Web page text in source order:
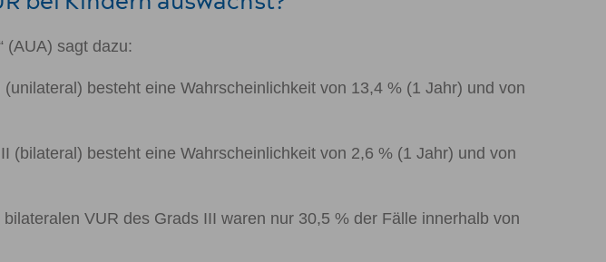
(AUA) sagt dazu:
besteht eine Wahrscheinlichkeit von 13,4 % (1 Jahr) und von
besteht eine Wahrscheinlichkeit von 2,6 % (1 Jahr) und von
VUR des Grads III waren nur 30,5 % der Fälle innerhalb von